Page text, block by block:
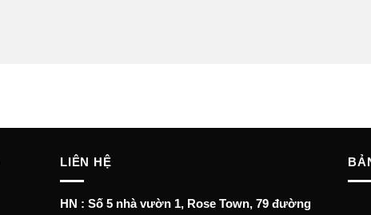
LIÊN HỆ
HN : Số 5 nhà vườn 1, Rose Town, 79 đường